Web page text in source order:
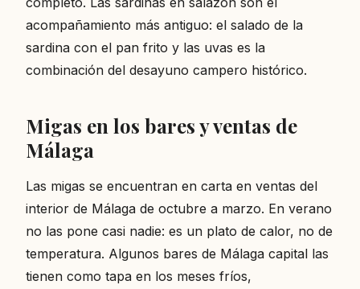
acompañamiento más antiguo: el salado de la
sardina con el pan frito y las uvas es la
combinación del desayuno campero histórico.
Migas en los bares y ventas de
Málaga
Las migas se encuentran en carta en ventas del
interior de Málaga de octubre a marzo. En verano
no las pone casi nadie: es un plato de calor, no de
temperatura. Algunos bares de Málaga capital las
tienen como tapa en los meses fríos,